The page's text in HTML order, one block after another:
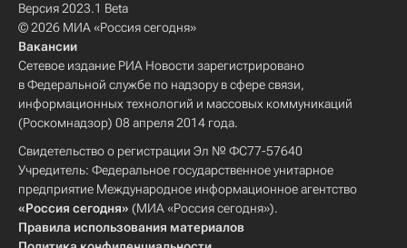
Версия 2023.1 Beta
© 2026 МИА «Россия сегодня»
Вакансии
Сетевое издание РИА Новости зарегистрировано
в Федеральной службе по надзору в сфере связи,
информационных технологий и массовых коммуникаций
(Роскомнадзор) 08 апреля 2014 года.
Свидетельство о регистрации Эл № ФС77-57640
Учредитель: Федеральное государственное унитарное
предприятие Международное информационное агентство
«Россия сегодня» (МИА «Россия сегодня»).
Правила использования материалов